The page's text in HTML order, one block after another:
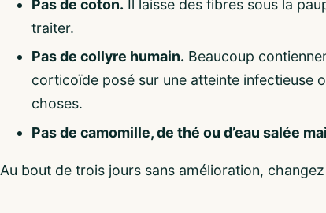
Pas de coton. Il laisse des fibres sous la
traiter.
Pas de collyre humain. Beaucoup
corticoïde posé sur une atteinte infectieuse
choses.
Pas de camomille, de thé ou d’eau salée
Au bout de trois jours sans amélioration,